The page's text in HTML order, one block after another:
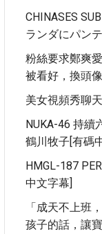
CHINASES
ランダにパン
粉絲要求鄭爽
被看好，換頭
美女視頻秀聊
NUKA-46 持續
鶴川牧子[有碼
HMGL-187
中文字幕]
「成天不上班
孩子的話，讓